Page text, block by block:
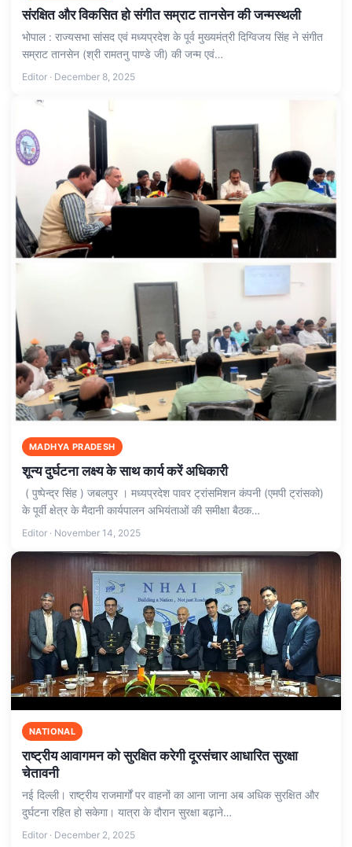
संरक्षित और विकसित हो संगीत सम्राट तानसेन की जन्मस्थली
भोपाल : राज्यसभा सांसद एवं मध्यप्रदेश के पूर्व मुख्यमंत्री दिग्विजय सिंह ने संगीत
सम्राट तानसेन (श्री रामतनु पाण्डे जी) की जन्म एवं…
Editor · December 8, 2025
MADHYA PRADESH
शून्य दुर्घटना लक्ष्य के साथ कार्य करें अधिकारी
( पुष्पेन्द्र सिंह ) जबलपुर । मध्यप्रदेश पावर ट्रांसमिशन कंपनी (एमपी ट्रांसको)
के पूर्वी क्षेत्र के मैदानी कार्यपालन अभियंताओं की समीक्षा बैठक…
Editor · November 14, 2025
NATIONAL
राष्ट्रीय आवागमन को सुरक्षित करेगी दूरसंचार आधारित सुरक्षा
चेतावनी
नई दिल्ली। राष्ट्रीय राजमार्गों पर वाहनों का आना जाना अब अधिक सुरक्षित और
दुर्घटना रहित हो सकेगा। यात्रा के दौरान सुरक्षा बढ़ाने…
Editor · December 2, 2025